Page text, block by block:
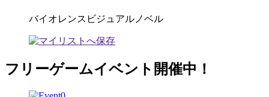
バイオレンスビジュアルノベル
フリーゲームイベント開催中！